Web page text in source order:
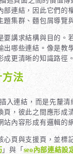
連結，因此它們的
集群、麵包屑導覽
講求結構與目的
哪些連結。像是
更清晰的知識路徑。
法
入連結，而是先釐
，彼此之間應形成
內容形成有邏輯的
頁與支援頁，並
」與「 seo內部連結設